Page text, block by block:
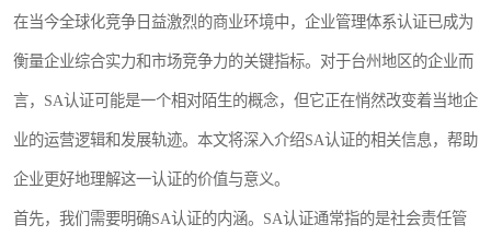
在当今全球化竞争日益激烈的商业环境中，企业管理体系认证已成为
衡量企业综合实力和市场竞争力的关键指标。对于台州地区的企业而
言，SA认证可能是一个相对陌生的概念，但它正在悄然改变着当地企
业的运营逻辑和发展轨迹。本文将深入介绍SA认证的相关信息，帮助
企业更好地理解这一认证的价值与意义。
首先，我们需要明确SA认证的内涵。SA认证通常指的是社会责任管